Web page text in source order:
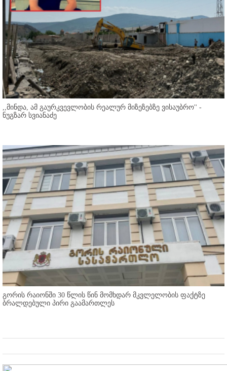
,,მინდა, ამ გაურკვევლობის რეალურ მიზეზებზე ვისაუბრო'' -
ნუგზარ სვიანაძე
გორის რაიონში 30 წლის წინ მომხდარ მკვლელობის ფაქტზე
ბრალდებული პირი გაამართლეს